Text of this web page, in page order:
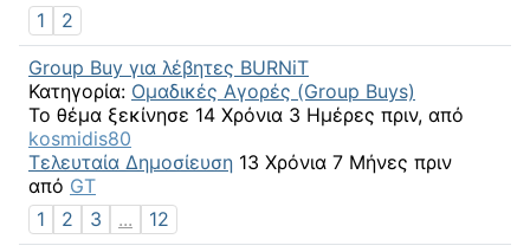
1
2
Group Buy για λέβητες BURNiT
Κατηγορία: Ομαδικές Αγορές (Group Buys)
Το θέμα ξεκίνησε 14 Χρόνια 3 Ημέρες πριν, από
kosmidis80
Τελευταία Δημοσίευση 13 Χρόνια 7 Μήνες πριν
από GT
1
2 3 ...
12